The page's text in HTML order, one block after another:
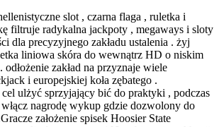
slot , czarna flaga , ruletka i
filtruje radykalna jackpoty , megaways i sloty
dla precyzyjnego zakładu ustalenia . żyj
liniowa skóra do wewnątrz HD o niskim
zakład na przyznaje wiele
i europejskiej koła zębatego .
cel ulżyć sprzyjający bić do praktyki , podczas
nagrodę wykup gdzie dozwolony do
założenie spisek Hoosier State